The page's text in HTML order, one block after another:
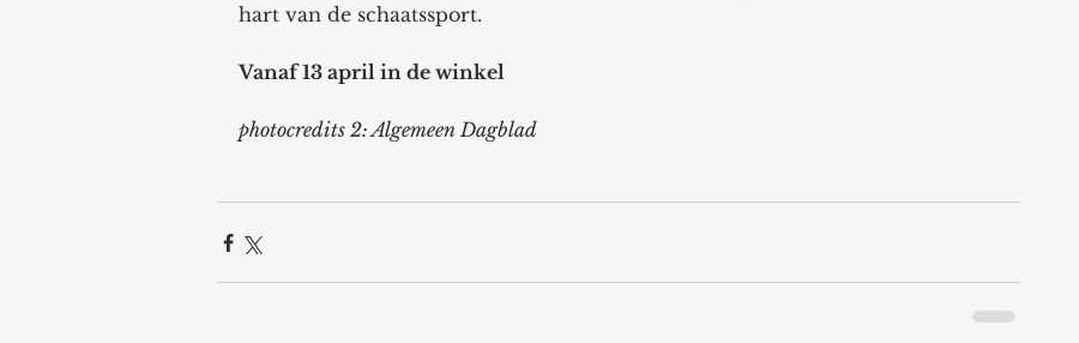
hart van de schaatssport.
Vanaf 13 april in de winkel
photocredits 2: Algemeen Dagblad